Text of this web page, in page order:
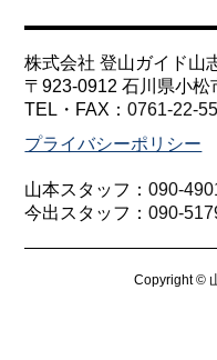
株式会社 登山ガイド山
〒923-0912 石川県小松
TEL・FAX：0761-22-
プライバシーポリシー
山本スタッフ：090-
今出スタッフ：090-
Copyright ©